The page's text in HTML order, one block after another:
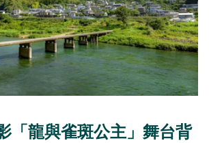
「龍與雀斑公主」舞台背